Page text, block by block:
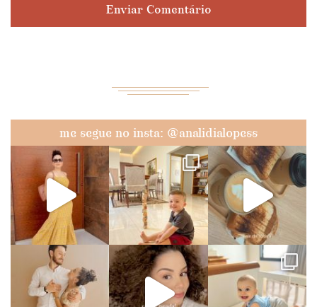
me segue no insta: @analidialopess